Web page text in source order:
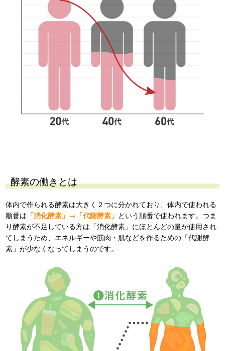
酵素の働きとは
体内で作られる酵素は大きく２つに分かれており、体内で使われる
順番は 「消化酵素」→「代謝酵素」 という順番で使われます。つま
り酵素が不足している方は「消化酵素」にほとんどの量が使用され
てしまうため、エネルギーや筋肉・肌などを作るための「代謝酵
素」が少なくなってしまうのです。